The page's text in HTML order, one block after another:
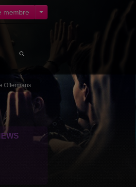
membre
Offermans